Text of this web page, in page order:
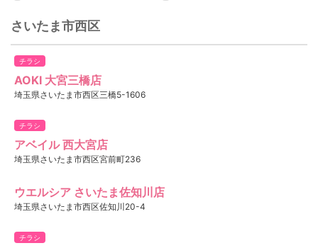
さいたま市西区
チラシ
AOKI 大宮三橋店
埼玉県さいたま市西区三橋5-1606
チラシ
アベイル 西大宮店
埼玉県さいたま市西区宮前町236
ウエルシア さいたま佐知川店
埼玉県さいたま市西区佐知川20-4
チラシ